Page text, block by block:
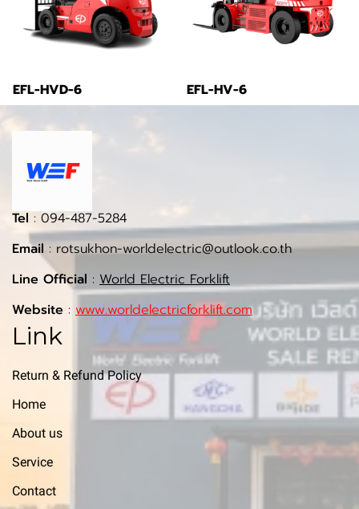
EFL-HVD-6 EFL-HV-6
Tel : 094-487-5284
Email : rotsukhon-worldelectric@outlook.co.th
Line Official : World Electric Forklift
Website : www.worldelectricforklift.com
Link
Return & Refund Policy
Home
About us
Service
Contact